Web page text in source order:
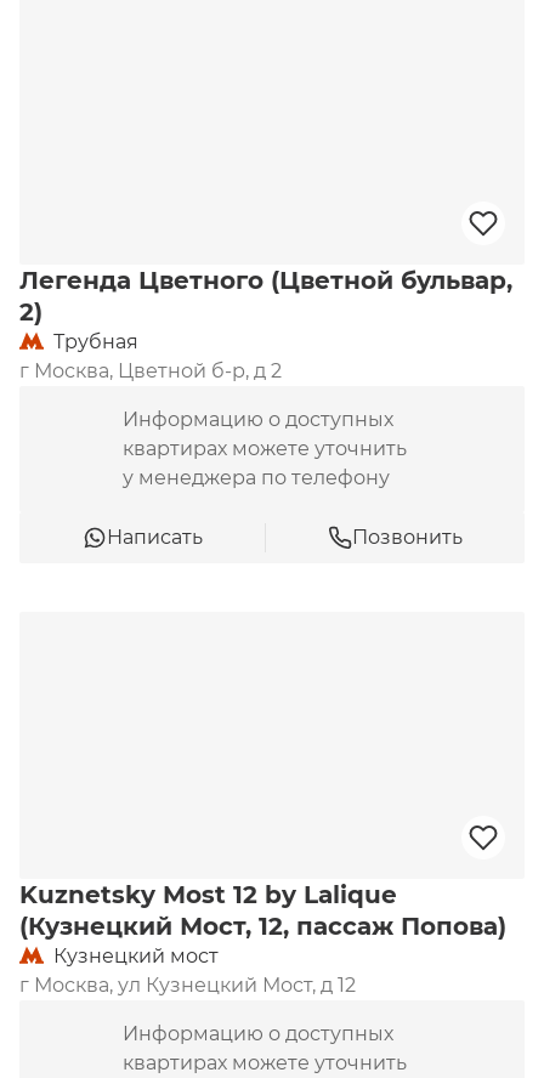
Легенда Цветного (Цветной бульвар,
2)
Трубная
г Москва, Цветной б-р, д 2
Информацию о доступных
квартирах можете уточнить
у менеджера по телефону
Написать Позвонить
Kuznetsky Most 12 by Lalique
(Кузнецкий Мост, 12, пассаж Попова)
Кузнецкий мост
г Москва, ул Кузнецкий Мост, д 12
Информацию о доступных
квартирах можете уточнить